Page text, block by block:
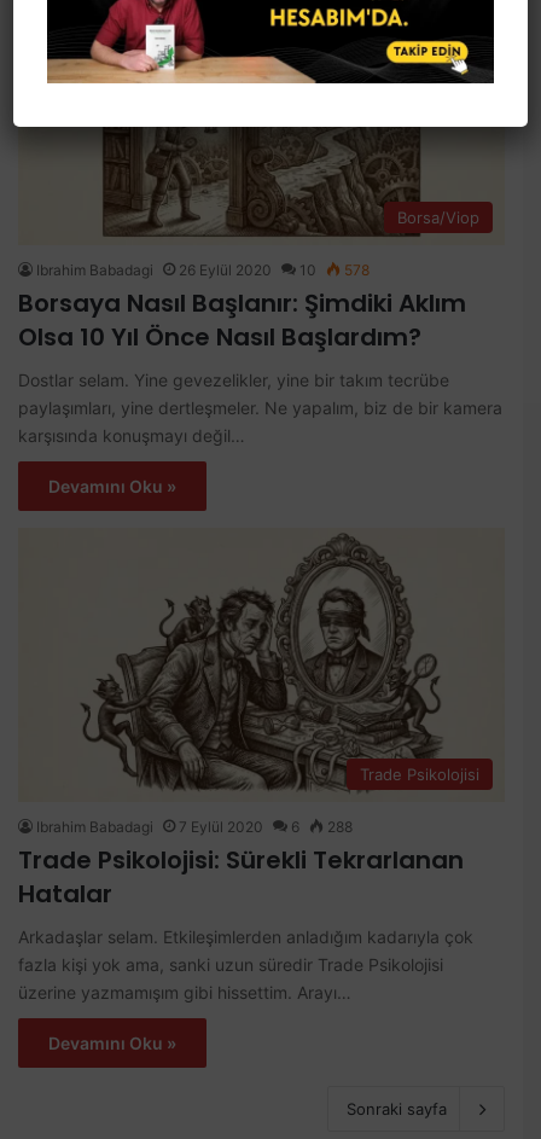
Borsa/Viop
Ibrahim Babadagi 26 Eylül 2020 10 578
Borsaya Nasıl Başlanır: Şimdiki Aklım
Olsa 10 Yıl Önce Nasıl Başlardım?
Dostlar selam. Yine gevezelikler, yine bir takım tecrübe
paylaşımları, yine dertleşmeler. Ne yapalım, biz de bir kamera
karşısında konuşmayı değil…
Devamını Oku »
Trade Psikolojisi
Ibrahim Babadagi 7 Eylül 2020 6 288
Trade Psikolojisi: Sürekli Tekrarlanan
Hatalar
Arkadaşlar selam. Etkileşimlerden anladığım kadarıyla çok
fazla kişi yok ama, sanki uzun süredir Trade Psikolojisi
üzerine yazmamışım gibi hissettim. Arayı…
Devamını Oku »
Sonraki sayfa